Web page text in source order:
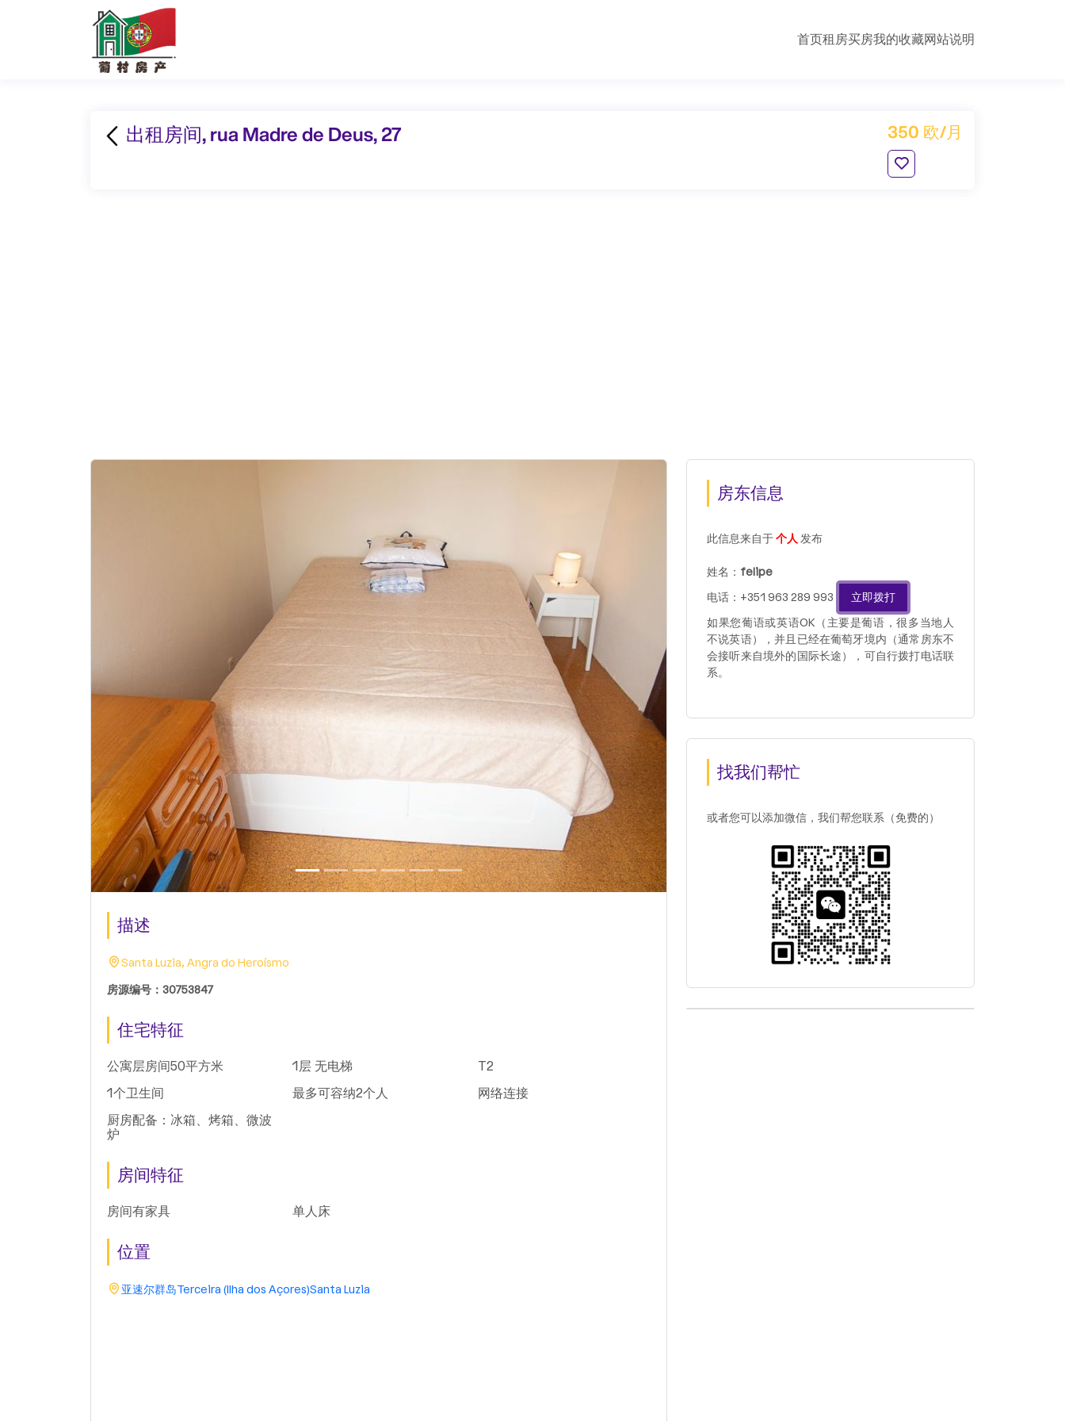
首页租房买房我的收藏网站说明
出租房间, rua Madre de Deus, 27 350 欧/月
描述
Santa Luzia, Angra do Heroísmo
房源编号：30753847
住宅特征
公寓层房间50平方米 1层 无电梯
T2
1个卫生间
最多可容纳2个人
网络连接
厨房配备：冰箱、烤箱、微波
炉
房间特征
房间有家具 单人床
位置
亚速尔群岛Terceira (Ilha dos Açores)Santa Luzia
房东信息
此信息来自于个人 发布
姓名： felipe
电话：+351 963 289 993
立即拨打
如果您葡语或英语OK（主要是葡语，很多当地人
不说英语），并且已经在葡萄牙境内（通常房东不
会接听来自境外的国际长途），可自行拨打电话联
系。
找我们帮忙
或者您可以添加微信，我们帮您联系（免费的）